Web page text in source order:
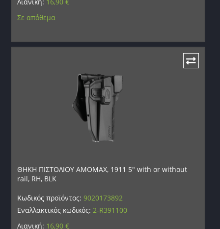
Λιανική: 16,90€
Σε απόθεμα
ΘΗΚΗ ΠΙΣΤΟΛΙΟΥ AMOMAX, 1911 5″ with or without
rail, RH, BLK
Κωδικός προϊόντος:9020173892
Εναλλακτικός κωδικός: 2-R391100
Λιανική: 16,90€